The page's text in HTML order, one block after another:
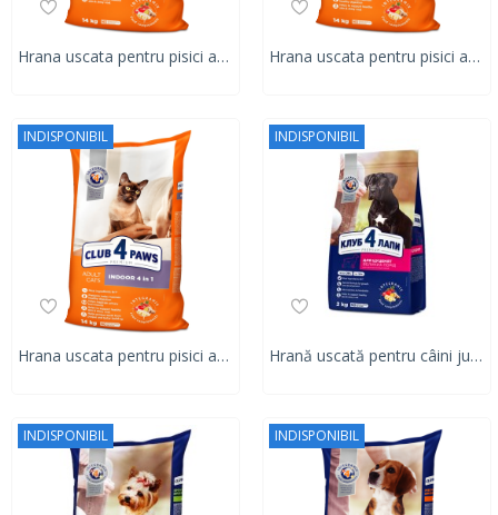
Hrana uscata pentru pisici adulte, CLUB 4 PAWS PREMIUM, iepure, 14 kg Hrana uscata pentru pisici adulte, CLUB 4 PAWS PREMIUM DIGESTIE SENSIBILĂ , 14 kg
INDISPONIBIL
Hrana uscata pentru pisici adulte care traiesc in interior, CLUB 4 PAWS PREMIUM INDOOR 4 IN , 14 kg
INDISPONIBIL
Hrană uscată pentru câini juniori, rase mari, Club 4 Paws PREMIUM, miel si orez, 14 kg
INDISPONIBIL INDISPONIBIL